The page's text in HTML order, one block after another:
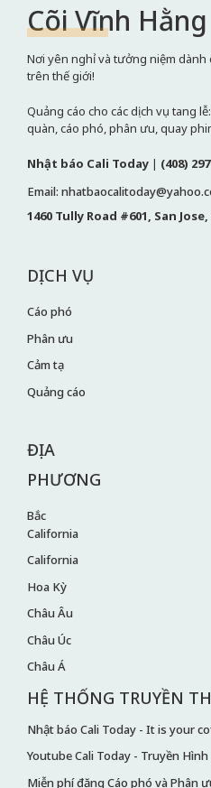
Cõi Vĩnh Hằng
Nơi yên nghỉ và tưởng niệm dành
trên thế giới!
Quảng cáo cho các dịch vụ tang
quàn, cáo phó, phân ưu, quay
Nhật báo Cali Today | (408)
Email:
1460 Tully Road #601, San Jose,
DỊCH VỤ
Cáo phó
Phân ưu
Cảm tạ
Quảng cáo
ĐỊA
PHƯƠNG
Bắc
California
California
Hoa Kỳ
Châu Âu
Châu Úc
Châu Á
HỆ THỐNG TRUYỀN
Nhật báo Cali Today - It is your
Youtube Cali Today - Truyền Hình
Miễn phí đăng Cáo phó và Phân